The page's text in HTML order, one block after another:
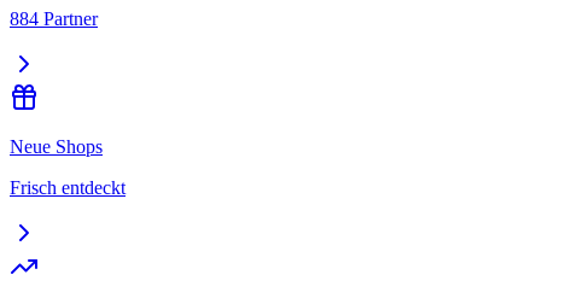
884 Partner
Neue Shops
Frisch entdeckt